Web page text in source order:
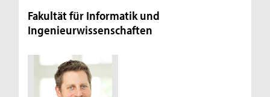
Fakultät für Informatik und
Ingenieurwissenschaften